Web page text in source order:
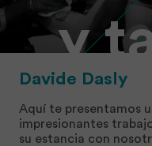
y
Davide Dasly
Aquí te presentamos
impresionantes
su estancia con